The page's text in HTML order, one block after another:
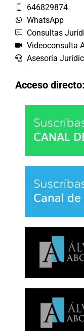
646829874
WhatsApp
Consultas
Videoconsulta
Asesoría
Acceso directo: